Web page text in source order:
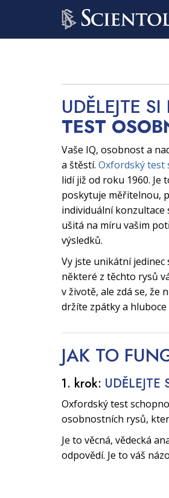
UDĚLEJTE
TEST
Vaše IQ, osobnost a
a štěstí. Oxfordský test
lidí již od roku 1960.
poskytuje měřitelnou,
individuální
ušitá na míru vašim
výsledků.
Vy jste unikátní
některé z těchto rysů
v životě, ale zdá se, že
držíte zpátky a
JAK TO
1. krok: UDĚLEJTE
Oxfordský test
osobnostních rysů,
Je to věcná, vědecká
odpovědí. Je to váš